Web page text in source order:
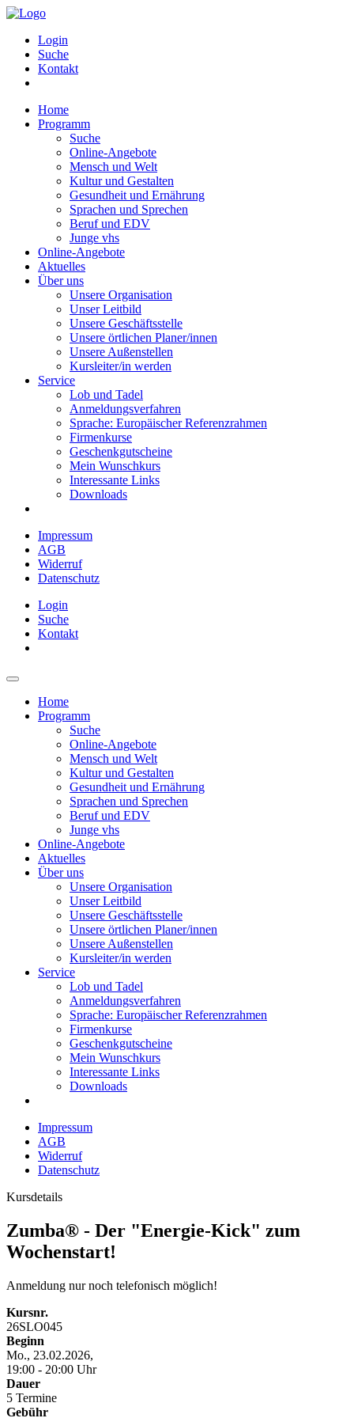
Login
Suche
Kontakt
Home
Programm
Suche
Online-Angebote
Mensch und Welt
Kultur und Gestalten
Gesundheit und Ernährung
Sprachen und Sprechen
Beruf und EDV
Junge vhs
Online-Angebote
Aktuelles
Über uns
Unsere Organisation
Unser Leitbild
Unsere Geschäftsstelle
Unsere örtlichen Planer/innen
Unsere Außenstellen
Kursleiter/in werden
Service
Lob und Tadel
Anmeldungsverfahren
Sprache: Europäischer Referenzrahmen
Firmenkurse
Geschenkgutscheine
Mein Wunschkurs
Interessante Links
Downloads
Impressum
AGB
Widerruf
Datenschutz
Login
Suche
Kontakt
Home
Programm
Suche
Online-Angebote
Mensch und Welt
Kultur und Gestalten
Gesundheit und Ernährung
Sprachen und Sprechen
Beruf und EDV
Junge vhs
Online-Angebote
Aktuelles
Über uns
Unsere Organisation
Unser Leitbild
Unsere Geschäftsstelle
Unsere örtlichen Planer/innen
Unsere Außenstellen
Kursleiter/in werden
Service
Lob und Tadel
Anmeldungsverfahren
Sprache: Europäischer Referenzrahmen
Firmenkurse
Geschenkgutscheine
Mein Wunschkurs
Interessante Links
Downloads
Impressum
AGB
Widerruf
Datenschutz
Kursdetails
Zumba® - Der "Energie-Kick" zum
Wochenstart!
Anmeldung nur noch telefonisch möglich!
Kursnr.
26SLO045
Beginn
Mo., 23.02.2026,
19:00 - 20:00 Uhr
Dauer
5 Termine
Gebühr